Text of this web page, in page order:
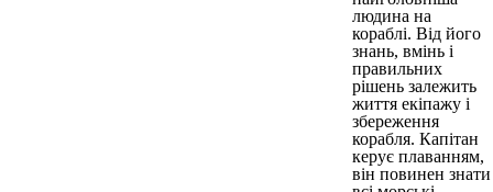
людина на
кораблі. Від його
знань, вмінь і
правильних
рішень залежить
життя екіпажу і
збереження
корабля. Капітан
керує плаванням,
він повинен знати